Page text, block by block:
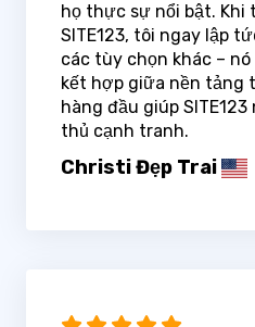
họ thực sự nổi bật. Khi
SITE123, tôi ngay lập
các tùy chọn khác –
kết hợp giữa nền tảng
hàng đầu giúp
thủ cạnh tranh.
Christi Đẹp Trai